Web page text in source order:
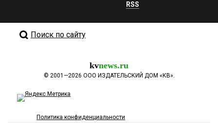
RSS
Поиск по сайту
kvnews.ru
© 2001—2026 ООО ИЗДАТЕЛЬСКИЙ ДОМ «КВ».
Политика конфиденциальности